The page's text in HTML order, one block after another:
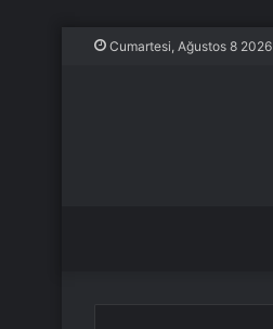
Cumartesi, Ağustos 8 2026